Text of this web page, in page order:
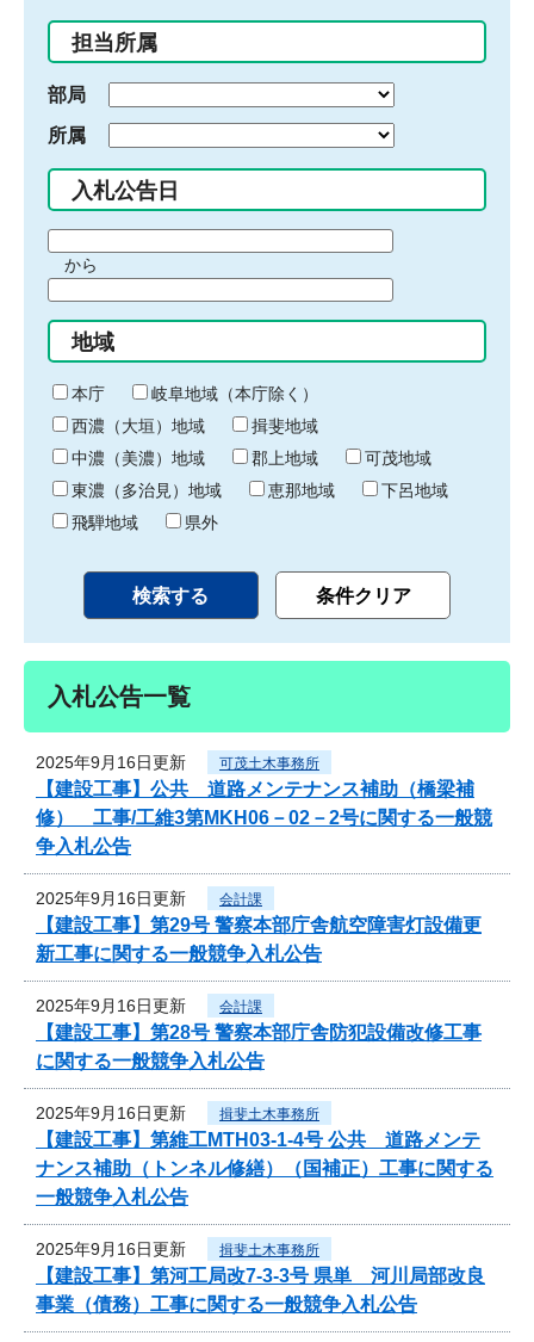
入
力
担当所属
部局
所属
入札公告日
間
始
り
から
間
終
わ
り
地域
本庁
岐阜地域（本庁除く）
西濃（大垣）地域
揖斐地域
中濃（美濃）地域
郡上地域
可茂地域
東濃（多治見）地域
恵那地域
下呂地域
飛騨地域
県外
入札公告一覧
2025年9月16日更新 可茂土木事務所
【建設工事】公共 道路メンテナンス補助（橋梁補
修） 工事/工維3第MKH06－02－2号に関する一般競
争入札公告
2025年9月16日更新 会計課
【建設工事】第29号 警察本部庁舎航空障害灯設備更
新工事に関する一般競争入札公告
2025年9月16日更新 会計課
【建設工事】第28号 警察本部庁舎防犯設備改修工事
に関する一般競争入札公告
2025年9月16日更新 揖斐土木事務所
【建設工事】第維工MTH03-1-4号 公共 道路メンテ
ナンス補助（トンネル修繕）（国補正）工事に関する
一般競争入札公告
2025年9月16日更新 揖斐土木事務所
【建設工事】第河工局改7-3-3号 県単 河川局部改良
事業（債務）工事に関する一般競争入札公告